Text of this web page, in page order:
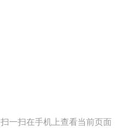
扫一扫在手机上查看当前页面